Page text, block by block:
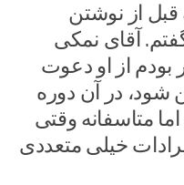
قبل از نوشتن
آقای نمکی
از او دعوت
شود، در آن دوره
متاسفانه وقتی
خیلی متعددی